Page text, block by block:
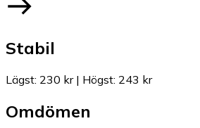
Stabil
Lägst: 230 kr| Högst: 243 kr
Omdömen